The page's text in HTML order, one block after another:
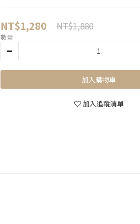
NT$1,280 NT$1,880
數量
加入購物車
加入追蹤清單